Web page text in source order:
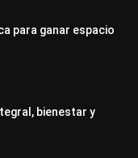
para ganar espacio
bienestar y